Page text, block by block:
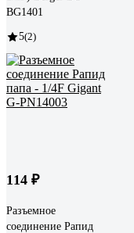
BG1401
5(2)
114 ₽
Разъемное
соединение Рапид